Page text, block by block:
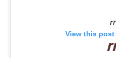
View this